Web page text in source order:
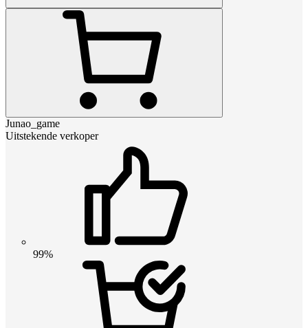
Junao_game
Uitstekende verkoper
99%